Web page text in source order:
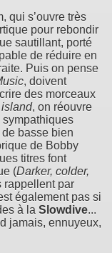
qui s’ouvre très
pour rebondir
sautillant, porté
de réduire en
Puis on pense
, doivent
des morceaux
, on réouvre
sympathiques
basse bien
de Bobby
titres font
(Darker, colder,
rappellent par
également pas si
à la Slowdive...
jamais, ennuyeux,